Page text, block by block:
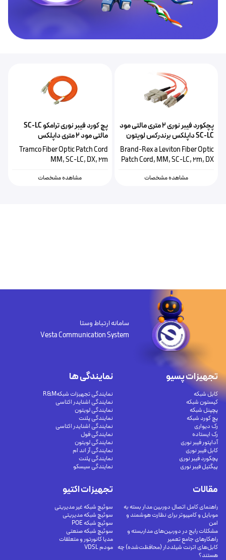
پچکورد فیبر نوری ۲ متری مالتی مود
SC-LC داپلکس برندرکس لویتون
HOPLC050020SC293
Brand-Rex a Leviton Fiber Optic
Patch Cord, MM, SC-LC, 2m, DX
مشاهده مشخصات
پچ کورد فیبر نوری ترامکو SC-LC
مالتی مود ۲ متری داپلکس
Tramco Fiber Optic Patch Cord
MM, SC-LC, DX, 2m
مشاهده مشخصات
سامانه ارتباط وستا
Vesta Communication System
تجهیزات پسیو
کابل شبکه
کیستون شبکه
پچپنل شبکه
پچ کورد شبکه
رک دیواری
رک ایستاده
آداپتور فیبر نوری
کابل فیبر نوری
پچکورد فیبر نوری
پیگتیل فیبر نوری
تجهیزات اکتیو
سوئیچ شبکه غیر مدیریتی
سوئیچ شبکه مدیریتی
سوئیچ شبکه POE
سوئیچ شبکه صنعتی
مدیا کانورتور و متعلقات
مودم VDSL
نمایندگی ها
نمایندگی تجهیزات شبکهR&M
نمایندگی اشنایدر اکتاسی
نمایندگی لویتون
نمایندگی پلنت
نمایندگی اشنایدر اکتاسی
نمایندگی فول
نمایندگی لویتون
نمایندگی آر اند ام
نمایندگی پلنت
نمایندگی سیسکو
مقالات
راهنمای کامل اتصال دوربین مدار بسته به
موبایل و کامپیوتر برای نظارت هوشمند و
امن
مشکلات رایج در دوربین‌های مداربسته و
راهکارهای جامع تعمیر
کابل‌های اترنت شیلددار (محافظت‌شده) چه
هستند؟